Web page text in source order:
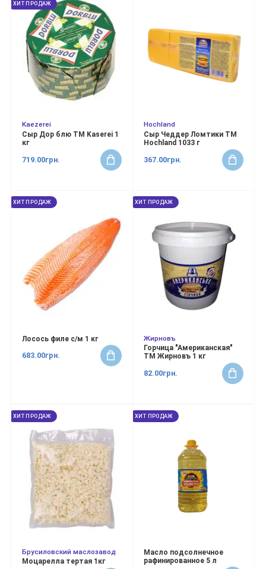
ХИТ ПРОДАЖ
Kaezerei
Сыр Дор блю ТМ Kaserei 1
кг
719.00грн.
Hochland
Сыр Чеддер Ломтики ТМ
Hochland 1033 г
367.00грн.
ХИТ ПРОДАЖ
Лосось филе с/м 1 кг
683.00грн.
ХИТ ПРОДАЖ
Жирновъ
Горчица "Американская"
ТМ Жирновъ 1 кг
82.00грн.
ХИТ ПРОДАЖ
Брусиловский маслозавод
Моцарелла тертая 1кг
ХИТ ПРОДАЖ
Масло подсолнечное
рафинированное 5 л